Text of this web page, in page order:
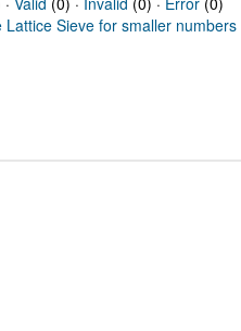
Lattice Sieve for smaller numbers